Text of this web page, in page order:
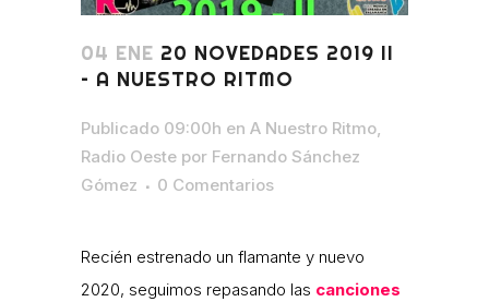
04 ENE 20 NOVEDADES 2019 II
– A NUESTRO RITMO
Publicado 09:00h en A Nuestro Ritmo,
Radio Oeste por Fernando Sánchez
Gómez
0 Comentarios
Recién estrenado un flamante y nuevo
2020, seguimos repasando las canciones